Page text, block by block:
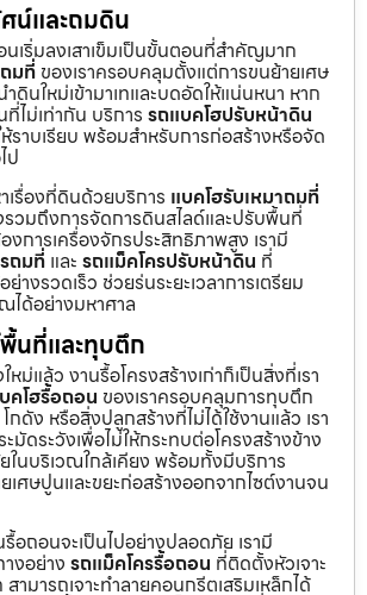
น์และถมดิน
เริ่มลงเสาเข็มเป็นขั้นตอนที่สำคัญมาก
มที่ ของเราครอบคลุมตั้งแต่การขนย้ายเศษ
ดินใหม่เข้ามาเทและบดอัดให้แน่นหนา หาก
ไม่เท่ากัน บริการ รถแบคโฮปรับหน้าดิน
ราบเรียบ พร้อมสำหรับการก่อสร้างหรือจัด
ป
รื่องที่ดินด้วยบริการ แบคโฮรับเหมาถมที่
วมถึงการจัดการดินสไลด์และปรับพื้นที่
การเครื่องจักรประสิทธิภาพสูง เรามี
ถมที่และ รถแม็คโครปรับหน้าดิน ที่
างรวดเร็ว ช่วยร่นระยะเวลาการเตรียม
ด้อย่างมหาศาล
นที่และทุบตึก
หม่แล้ว งานรื้อโครงสร้างเก่าก็เป็นสิ่งที่เรา
คโฮรื้อถอน ของเราครอบคลุมการทุบตึก
กดัง หรือสิ่งปลูกสร้างที่ไม่ได้ใช้งานแล้ว เรา
มัดระวังเพื่อไม่ให้กระทบต่อโครงสร้างข้าง
ในบริเวณใกล้เคียง พร้อมทั้งมีบริการ
เศษปูนและขยะก่อสร้างออกจากไซต์งานจน
รื้อถอนจะเป็นไปอย่างปลอดภัย เรามี
างอย่าง รถแม็คโครรื้อถอน ที่ติดตั้งหัวเจาะ
ามารถเจาะทำลายคอนกรีตเสริมเหล็กได้